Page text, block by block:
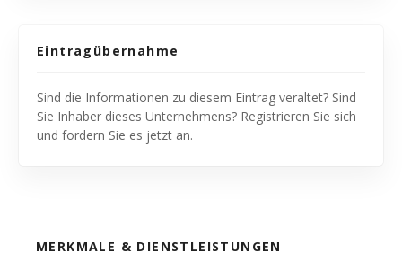
Eintragübernahme
Sind die Informationen zu diesem Eintrag veraltet? Sind
Sie Inhaber dieses Unternehmens? Registrieren Sie sich
und fordern Sie es jetzt an.
MERKMALE & DIENSTLEISTUNGEN